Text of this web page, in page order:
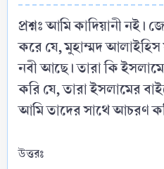
প্রশ্নঃ আমি কাদিয়ানী নই।
করে যে, মুহাম্মদ
নবী আছে। তারা কি
করি যে, তারা ইসলামের
আমি তাদের সাথে আচরণ
উত্তরঃ